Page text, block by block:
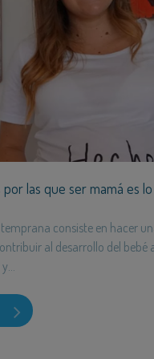
por las que ser mamá es
consiste en hacer
al desarrollo del bebé